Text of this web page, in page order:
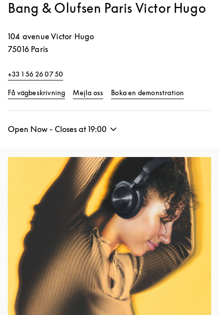
Bang & Olufsen Paris Victor Hugo
104 avenue Victor Hugo
75016 Paris
+33 1 56 26 07 50
Få vägbeskrivningLink Opens in New Tab
Mejla oss Boka en demonstration
Open Now - Closes at 19:00